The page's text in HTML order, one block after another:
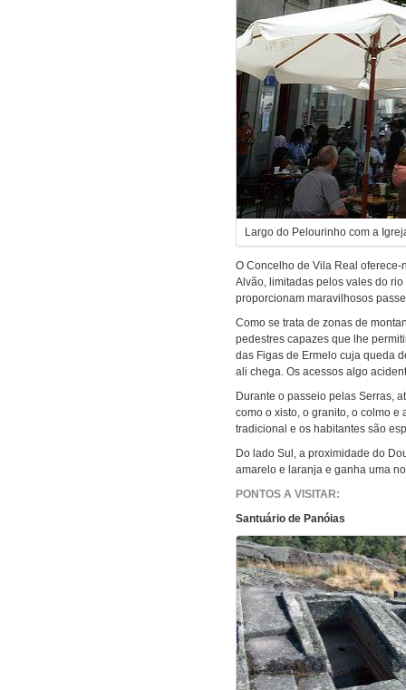
Largo do Pelourinho com a
O Concelho de Vila Real
Alvão, limitadas pelos vales do
proporcionam maravilhosos
Como se trata de zonas de
pedestres capazes que lhe
das Figas de Ermelo cuja queda
ali chega. Os acessos algo
Durante o passeio pelas Serras,
como o xisto, o granito, o colmo
tradicional e os habitantes são
Do lado Sul, a proximidade do
amarelo e laranja e ganha uma
PONTOS A VISITAR:
Santuário de Panóias